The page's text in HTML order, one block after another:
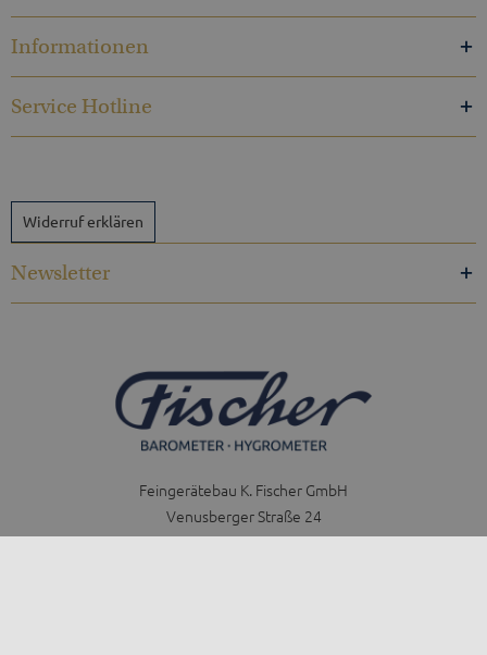
Feingerätebau K. Fischer GmbH
Venusberger Straße 24
09430 Drebach
Informationen
Service Hotline
Widerruf erklären
Newsletter